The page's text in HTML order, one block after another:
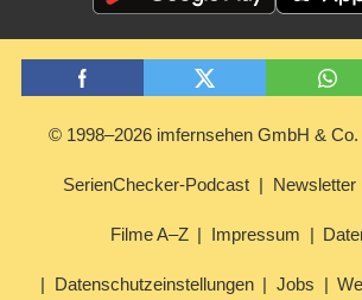
© 1998–2026 imfernsehen GmbH & Co.
SerienChecker-Podcast Newsletter
Filme A–Z Impressum
Datenschutzeinstellungen Jobs